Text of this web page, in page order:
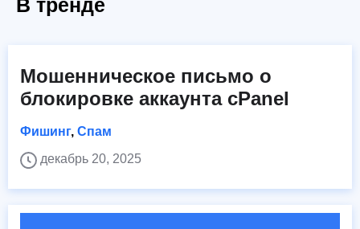
В тренде
Мошенническое письмо о
блокировке аккаунта cPanel
Фишинг, Спам
декабрь 20, 2025